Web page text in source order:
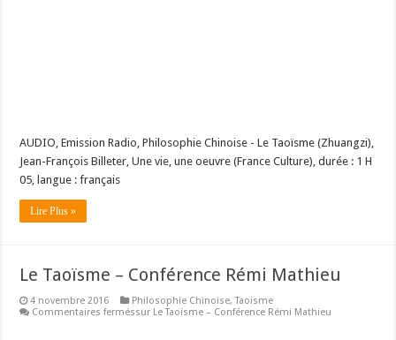
AUDIO, Emission Radio, Philosophie Chinoise - Le Taoïsme (Zhuangzi),
Jean-François Billeter, Une vie, une oeuvre (France Culture), durée : 1 H
05, langue : français
Lire Plus »
Le Taoïsme – Conférence Rémi Mathieu
4 novembre 2016 Philosophie Chinoise,Taoisme
Commentaires ferméssur Le Taoïsme – Conférence Rémi Mathieu